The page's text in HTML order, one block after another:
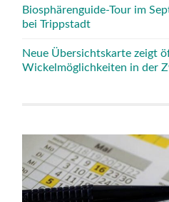
Biosphärenguide-Tour im
bei Trippstadt
Neue Übersichtskarte zeigt
Wickelmöglichkeiten in der